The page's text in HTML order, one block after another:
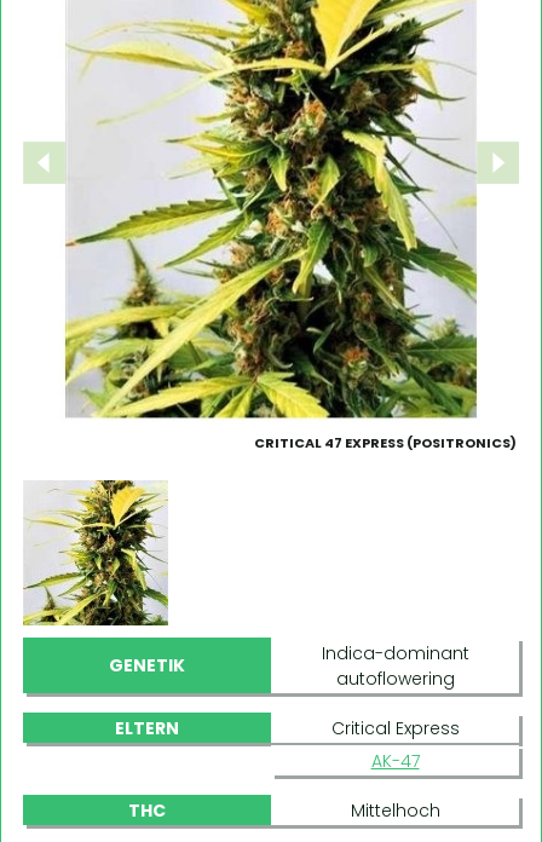
CRITICAL 47 EXPRESS (POSITRONICS)
GENETIK
Indica-dominant
autoflowering
ELTERN
Critical Express
AK-47
THC Mittelhoch